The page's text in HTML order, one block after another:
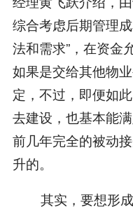
综合考虑后期管理
法和需求”，在资金
如果是交给其他物
定，不过，即便如
去建设，也基本能
前几年完全的被动
升的。
其实，要想形成